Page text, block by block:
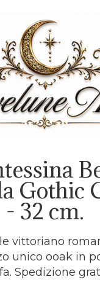
Gothic
- 32 cm.
vittoriano
unico ooak in
Spedizione